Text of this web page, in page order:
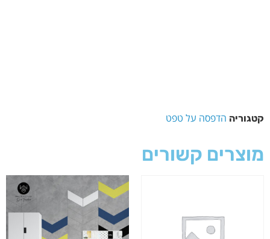
קטגוריה הדפסה על טפט
מוצרים קשורים